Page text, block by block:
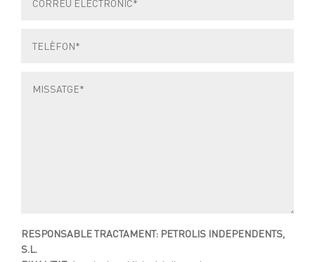
RESPONSABLE TRACTAMENT: PETROLIS INDEPENDENTS,
S.L.